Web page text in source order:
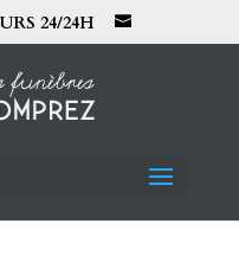
24/24H